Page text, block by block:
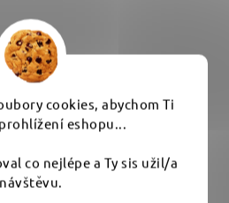
cookies, abychom Ti
eshopu...
co nejlépe a Ty sis užil/a
návštěvu.